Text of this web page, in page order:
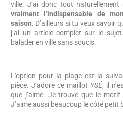
ville. J’ai donc tout
vraiment l’indispensable de
saison. D’ailleurs si tu veux savoir
j’ai un article complet sur le
balader en ville sans soucis.
L’option pour la plage est la
pièce. J’adore ce maillot YSÉ, il
que j’aime. Je trouve que le
J’aime aussi beaucoup le côté petit